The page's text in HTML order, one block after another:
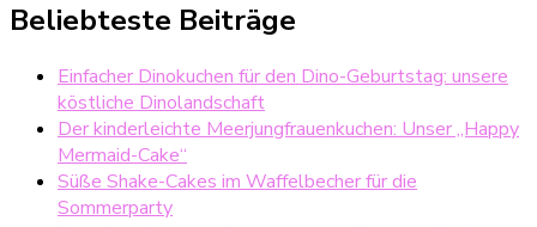
Beliebteste Beiträge
Einfacher Dinokuchen für den Dino-Geburtstag: unsere
köstliche Dinolandschaft
Der kinderleichte Meerjungfrauenkuchen: Unser „Happy
Mermaid-Cake“
Süße Shake-Cakes im Waffelbecher für die
Sommerparty